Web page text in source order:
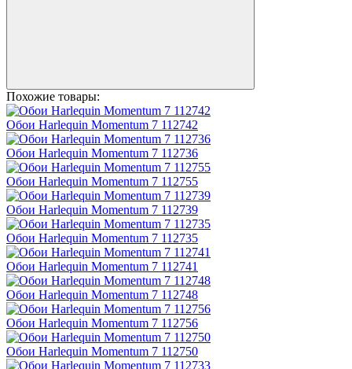
Похожие товары:
Обои Harlequin Momentum 7 112742
Обои Harlequin Momentum 7 112736
Обои Harlequin Momentum 7 112755
Обои Harlequin Momentum 7 112739
Обои Harlequin Momentum 7 112735
Обои Harlequin Momentum 7 112741
Обои Harlequin Momentum 7 112748
Обои Harlequin Momentum 7 112756
Обои Harlequin Momentum 7 112750